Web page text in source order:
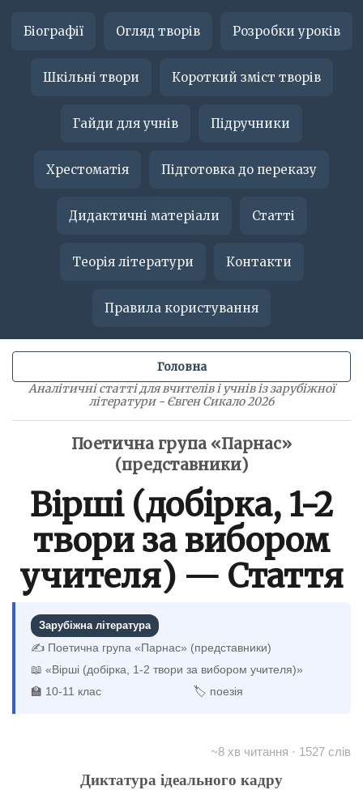
Біографії Огляд творів Розробки уроків
Шкільні твори Короткий зміст творів
Гайди для учнів Підручники
Хрестоматія Підготовка до переказу
Дидактичні матеріали Статті
Теорія літератури Контакти
Правила користування
Аналітичні статті для вчителів і учнів із зарубіжної
літератури - Євген Сикало 2026
Головна
Поетична група «Парнас»
(представники)
Вірші (добірка, 1-2
твори за вибором
учителя) — Стаття
Зарубіжна література
✍️ Поетична група «Парнас» (представники)
📖 «Вірші (добірка, 1-2 твори за вибором учителя)»
🏫 10-11 клас
🏷 поезія
~8 хв читання · 1527 слів
Диктатура ідеального кадру